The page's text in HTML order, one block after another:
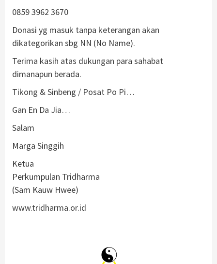
0859 3962 3670
Donasi yg masuk tanpa keterangan akan
dikategorikan sbg NN (No Name).
Terima kasih atas dukungan para sahabat
dimanapun berada.
Tikong & Sinbeng / Posat Po Pi…
Gan En Da Jia…
Salam
Marga Singgih
Ketua
Perkumpulan Tridharma
(Sam Kauw Hwee)
www.tridharma.or.id